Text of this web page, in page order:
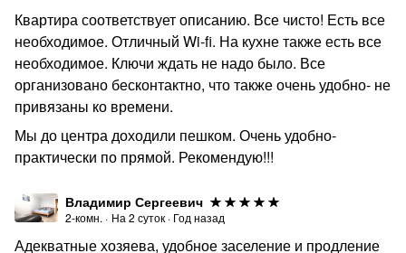
Квартира соответствует описанию. Все чисто! Есть все
необходимое. Отличный Wi-fi. На кухне также есть все
необходимое. Ключи ждать не надо было. Все
организовано бесконтактно, что также очень удобно- не
привязаны ко времени.
Мы до центра доходили пешком. Очень удобно-
практически по прямой. Рекомендую!!!
Владимир Сергеевич
2-комн. · На 2 суток · Год назад
Адекватные хозяева, удобное заселение и продление